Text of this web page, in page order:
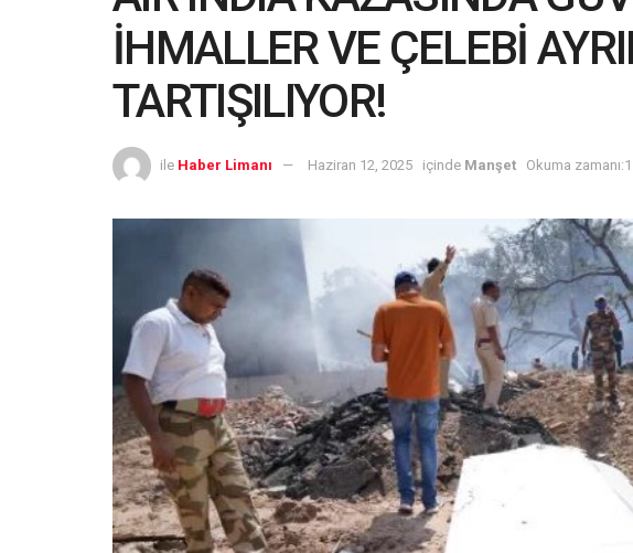
İHMALLER VE ÇELEBİ
TARTIŞILIYOR!
ile Haber Limanı Haziran 12, 2025 içinde Manşet Okuma